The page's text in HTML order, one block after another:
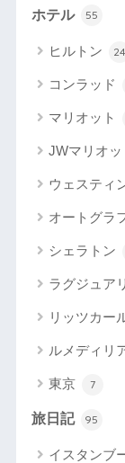
ホテル 55
ヒルトン 24
コンラッド
マリオット
JWマリオッ
ウェスティ
オートグラ
シェラトン
ラグジュア
リッツカー
ルメディリ
東京 7
旅日記 95
イスタンブ